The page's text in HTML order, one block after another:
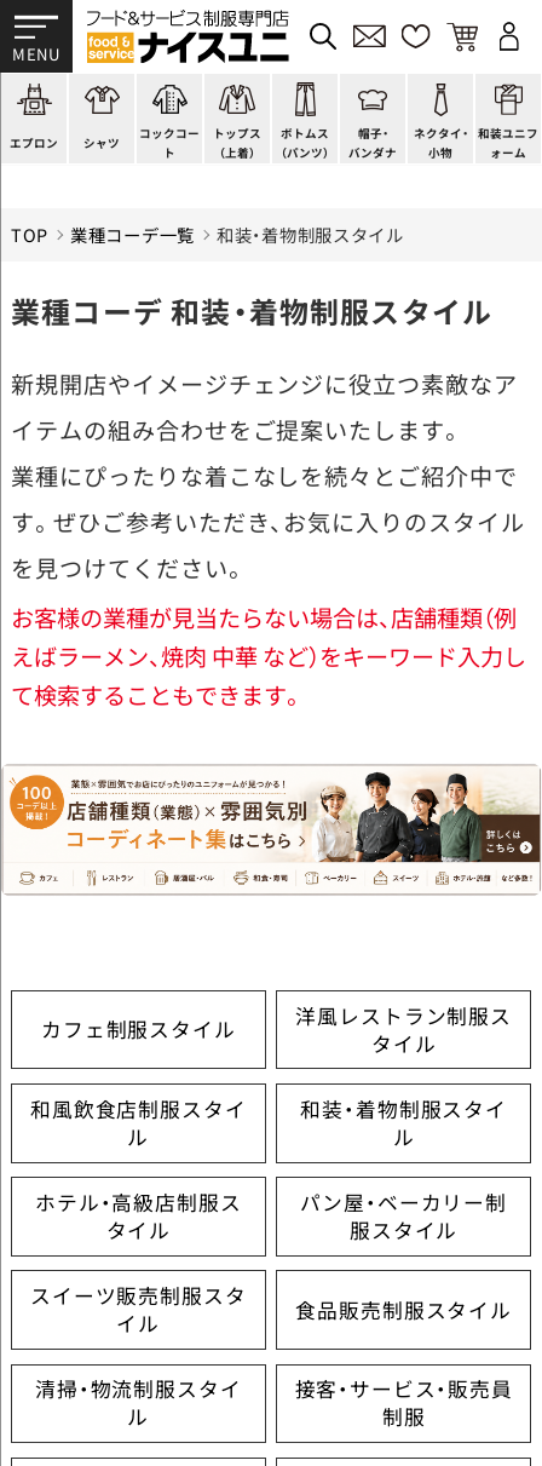
エプロン
スモック風
厨房用
ラップエプロン
シャツ
Tシャツ
ポロシャツ
和風シャツ(Asian)コックコー
ト
スタンダード
ファッション
キッズ
トップス
（上着）
調理白衣
カットソー
ジャンバー
ボトムス
（パンツ）
ワンピース
厨房シューズ
フロアシューズ
帽子・
バンダナ
コック帽
衛生帽子
ヘアネット
ネクタイ・
小物
蝶ネクタイ
リボン・スカーフ
クロスタイ
和装ユニフ
ォーム
草履、足袋など
着付小物
きもの
TOP 業種コーデ一覧 和装・着物制服スタイル
業種コーデ 和装・着物制服スタイル
新規開店やイメージチェンジに役立つ素敵なア
イテムの組み合わせをご提案いたします。
業種にぴったりな着こなしを続々とご紹介中で
す。ぜひご参考いただき、お気に入りのスタイル
を見つけてください。
お客様の業種が見当たらない場合は、店舗種類（例
えばラーメン、焼肉 中華 など）をキーワード入力し
て検索することもできます。
カフェ制服スタイル
洋風レストラン制服ス
タイル
和風飲食店制服スタイ
ル
和装・着物制服スタイ
ル
ホテル・高級店制服ス
タイル
パン屋・ベーカリー制
服スタイル
スイーツ販売制服スタ
イル
食品販売制服スタイル
清掃・物流制服スタイ
ル
接客・サービス・販売員
制服